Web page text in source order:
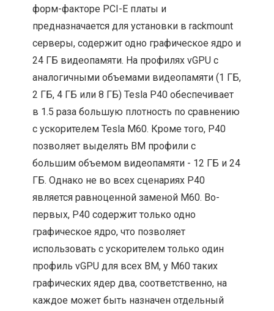
форм-факторе PCI-E платы и
предназначается для установки в rackmount
серверы, содержит одно графическое ядро и
24 ГБ видеопамяти. На профилях vGPU с
аналогичными объемами видеопамяти (1 ГБ,
2 ГБ, 4 ГБ или 8 ГБ) Tesla P40 обеспечивает
в 1.5 раза большую плотность по сравнению
с ускорителем Tesla M60. Кроме того, P40
позволяет выделять ВМ профили с
большим объемом видеопамяти - 12 ГБ и 24
ГБ. Однако не во всех сценариях P40
является равноценной заменой M60. Во-
первых, P40 содержит только одно
графическое ядро, что позволяет
использовать с ускорителем только один
профиль vGPU для всех ВМ, у M60 таких
графических ядер два, соответственно, на
каждое может быть назначен отдельный